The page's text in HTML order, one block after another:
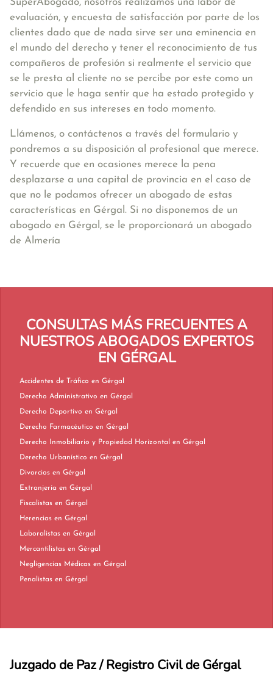
SuperAbogado, nosotros realizamos una labor de
evaluación, y encuesta de satisfacción por parte de los
clientes dado que de nada sirve ser una eminencia en
el mundo del derecho y tener el reconocimiento de tus
compañeros de profesión si realmente el servicio que
se le presta al cliente no se percibe por este como un
servicio que le haga sentir que ha estado protegido y
defendido en sus intereses en todo momento.
Llámenos, o contáctenos a través del formulario y
pondremos a su disposición al profesional que merece.
Y recuerde que en ocasiones merece la pena
desplazarse a una capital de provincia en el caso de
que no le podamos ofrecer un abogado de estas
características en Gérgal. Si no disponemos de un
abogado en Gérgal, se le proporcionará un abogado
de Almería
CONSULTAS MÁS FRECUENTES A
NUESTROS ABOGADOS EXPERTOS
EN GÉRGAL
Accidentes de Tráfico en Gérgal
Derecho Administrativo en Gérgal
Derecho Deportivo en Gérgal
Derecho Farmacéutico en Gérgal
Derecho Inmobiliario y Propiedad Horizontal en Gérgal
Derecho Urbanístico en Gérgal
Divorcios en Gérgal
Extranjería en Gérgal
Fiscalistas en Gérgal
Herencias en Gérgal
Laboralistas en Gérgal
Mercantilistas en Gérgal
Negligencias Médicas en Gérgal
Penalistas en Gérgal
Juzgado de Paz / Registro Civil de Gérgal